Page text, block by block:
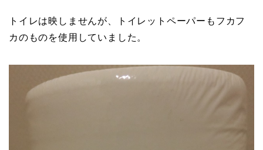
トイレは映しませんが、トイレットペーパーもフカフ
カのものを使用していました。